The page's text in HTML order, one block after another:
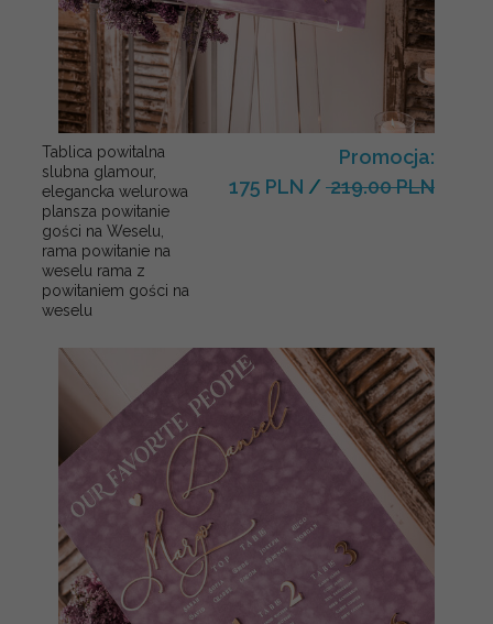
Tablica powitalna
slubna glamour,
elegancka welurowa
plansza powitanie
gości na Weselu,
rama powitanie na
weselu rama z
powitaniem gości na
weselu
Promocja:
175 PLN / 219.00 PLN